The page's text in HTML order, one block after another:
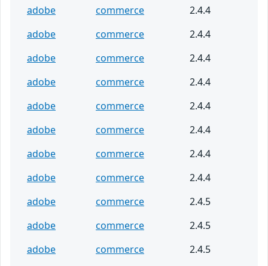
adobe
commerce
2.4.4
adobe
commerce
2.4.4
adobe
commerce
2.4.4
adobe
commerce
2.4.4
adobe
commerce
2.4.4
adobe
commerce
2.4.4
adobe
commerce
2.4.4
adobe
commerce
2.4.4
adobe
commerce
2.4.5
adobe
commerce
2.4.5
adobe
commerce
2.4.5